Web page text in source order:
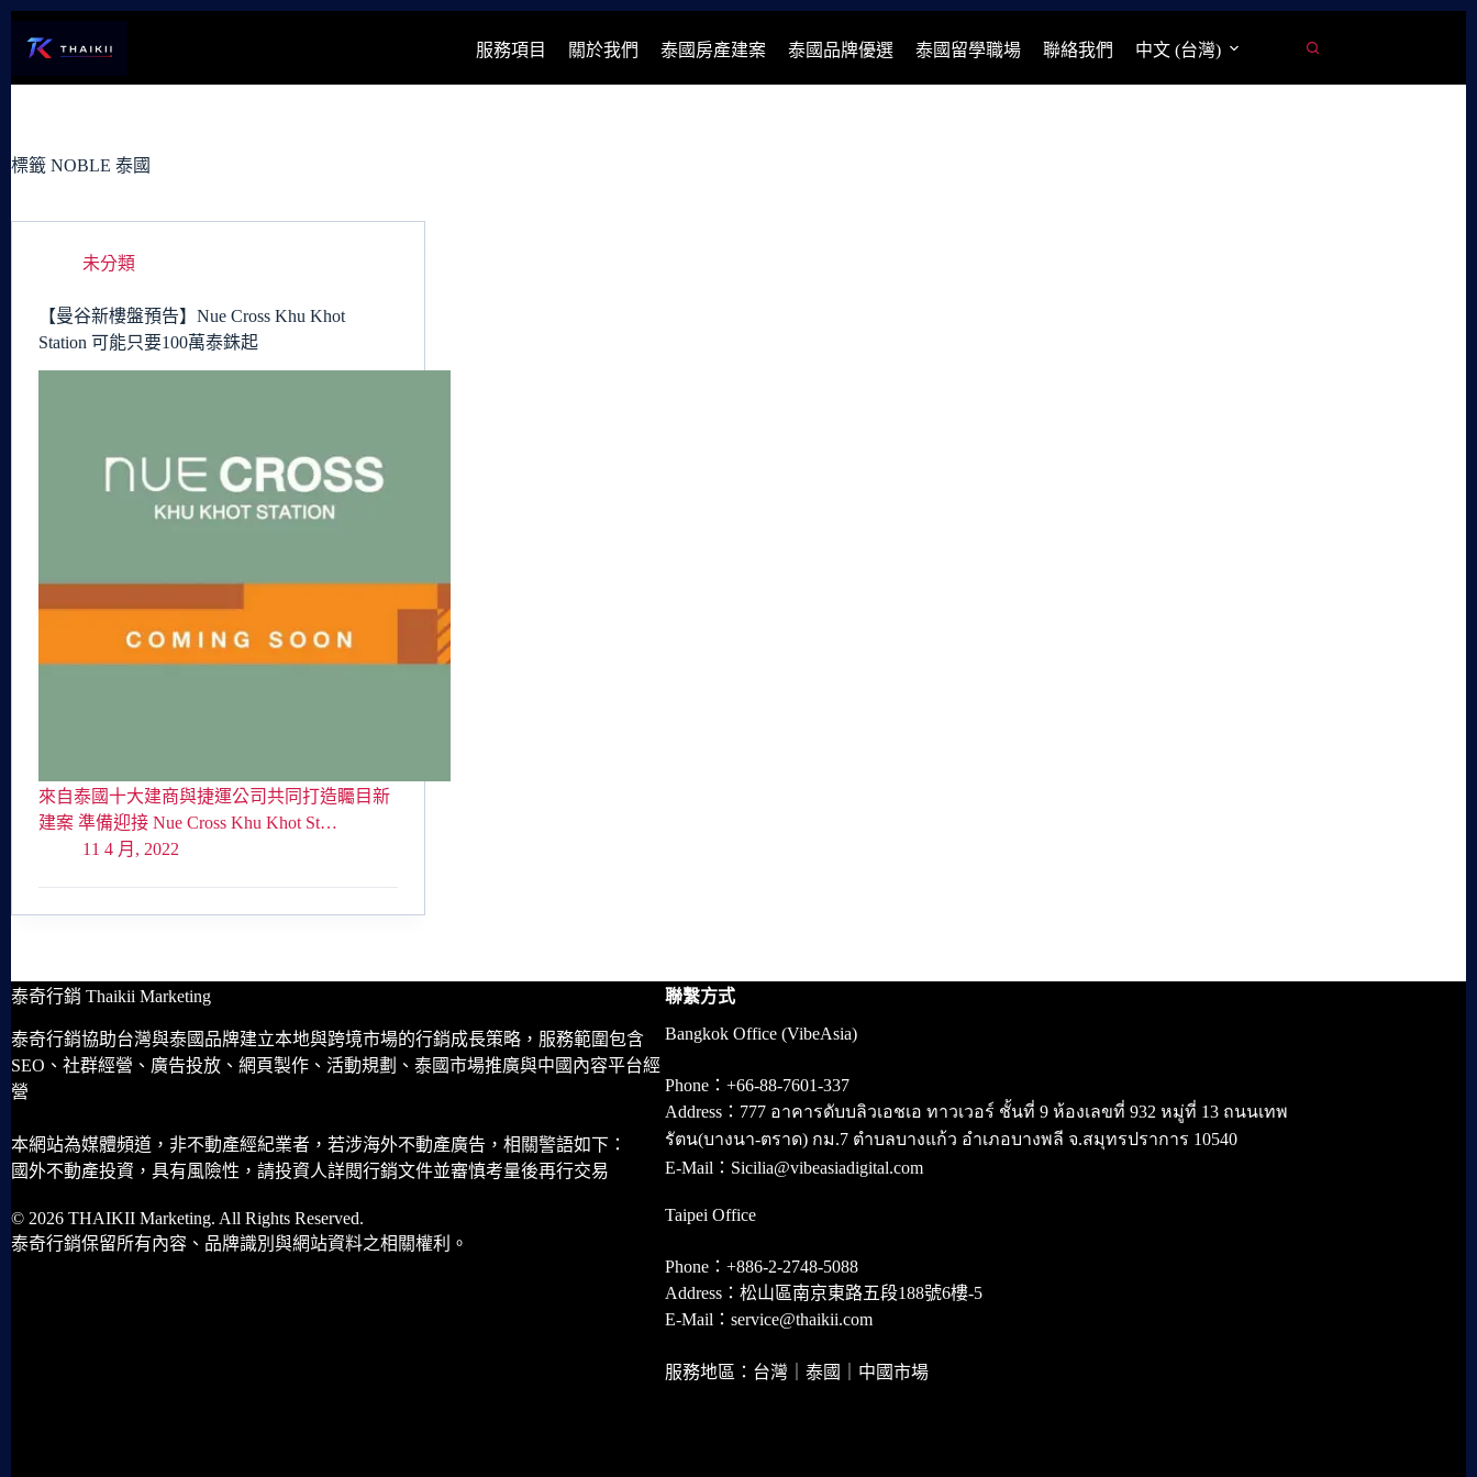
容
服務項目 關於我們 泰國房產建案 泰國品牌優選 泰國留學職場 聯絡我們 中文 (台灣)
標籤 NOBLE 泰國
未分類
【曼谷新樓盤預告】Nue Cross Khu Khot
Station 可能只要100萬泰銖起
來自泰國十大建商與捷運公司共同打造矚目新
建案 準備迎接 Nue Cross Khu Khot St…
11 4 月, 2022
泰奇行銷 Thaikii Marketing
泰奇行銷協助台灣與泰國品牌建立本地與跨境市場的行銷成長策略，服務範圍包含
SEO、社群經營、廣告投放、網頁製作、活動規劃、泰國市場推廣與中國內容平台經
營
本網站為媒體頻道，非不動產經紀業者，若涉海外不動產廣告，相關警語如下：
國外不動產投資，具有風險性，請投資人詳閱行銷文件並審慎考量後再行交易
© 2026 THAIKII Marketing. All Rights Reserved.
泰奇行銷保留所有內容、品牌識別與網站資料之相關權利。
聯繫方式
Bangkok Office (VibeAsia)
Phone：+66-88-7601-337
Address：777 อาคารดับบลิวเอชเอ ทาวเวอร์ ชั้นที่ 9 ห้องเลขที่ 932 หมู่ที่ 13 ถนนเทพ
รัตน(บางนา-ตราด) กม.7 ตำบลบางแก้ว อำเภอบางพลี จ.สมุทรปราการ 10540
E-Mail：Sicilia@vibeasiadigital.com
Taipei Office
Phone：+886-2-2748-5088
Address：松山區南京東路五段188號6樓-5
E-Mail：service@thaikii.com
服務地區：台灣｜泰國｜中國市場